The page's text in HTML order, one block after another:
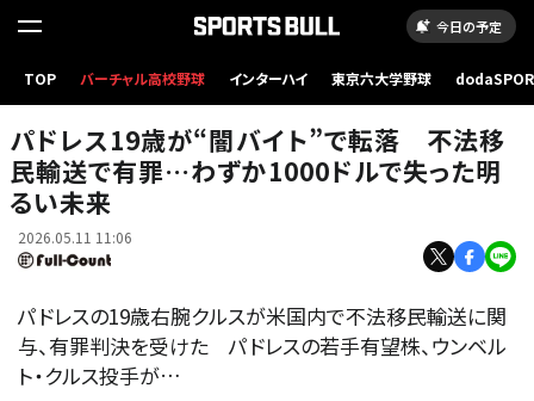
今日の予定
TOP バーチャル高校野球 インターハイ 東京六大学野球
パドレスの有望株が不法移民輸送に関与して有罪判決を受けた【写真：ロイター】
パドレス19歳が“闇バイト”で転落 不法移
民輸送で有罪…わずか1000ドルで失った明
るい未来
2026.05.11 11:06
パドレスの19歳右腕クルスが米国内で不法移民輸送に関
与、有罪判決を受けた パドレスの若手有望株、ウンベル
ト・クルス投手が…